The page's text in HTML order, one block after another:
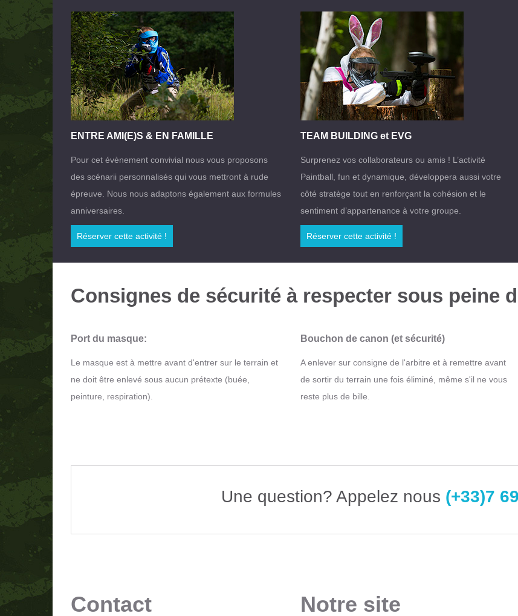
ENTRE AMI(E)S & EN FAMILLE
Pour cet évènement convivial nous vous proposons
des scénarii personnalisés qui vous mettront à rude
épreuve. Nous nous adaptons également aux formules
anniversaires.
Réserver cette activité !
TEAM BUILDING et EVG
Surprenez vos collaborateurs ou amis ! L’activité
Paintball, fun et dynamique, développera aussi votre
côté stratège tout en renforçant la cohésion et le
sentiment d’appartenance à votre groupe.
Réserver cette activité !
Consignes de sécurité à respecter sous peine
Port du masque:
Le masque est à mettre avant d'entrer sur le terrain et
ne doit être enlevé sous aucun prétexte (buée,
peinture, respiration).
Bouchon de canon (et sécurité)
A enlever sur consigne de l'arbitre et à remettre avant
de sortir du terrain une fois éliminé, même s'il ne vous
reste plus de bille.
Une question? Appelez nous (+33)7
Contact Notre site